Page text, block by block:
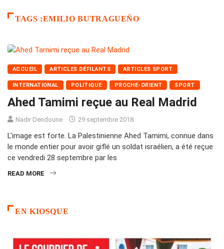
TAGS :EMILIO BUTRAGUEÑO
ACCUEIL ARTICLES DÉFILANTS ARTICLES SPORT
INTERNATIONAL POLITIQUE PROCHE-ORIENT SPORT
Ahed Tamimi reçue au Real Madrid
Nadir Dendoune 29 septembre 2018
L'image est forte. La Palestinienne Ahed Tamimi, connue dans
le monde entier pour avoir giflé un soldat israélien, a été reçue
ce vendredi 28 septembre par les
READ MORE
EN KIOSQUE